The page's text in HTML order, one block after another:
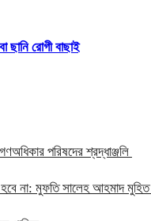
ছানি রোগী বাছাই
পরিষদের শ্রদ্ধাঞ্জলি
হবে না: মুফতি সালেহ আহমাদ মুহিত